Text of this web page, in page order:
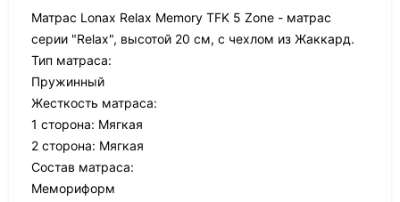
Матрас Lonax Relax Memory TFK 5 Zone - матрас
серии "Relax", высотой 20 см, с чехлом из Жаккард.
Тип матраса:
Пружинный
Жесткость матраса:
1 сторона: Мягкая
2 сторона: Мягкая
Состав матраса:
Мемориформ